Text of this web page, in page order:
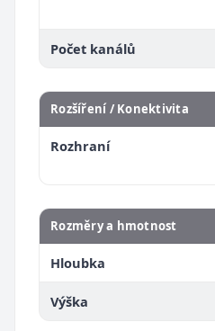
Počet kanálů
Rozšíření / Konektivita
Rozhraní
Rozměry a hmotnost
Hloubka
Výška